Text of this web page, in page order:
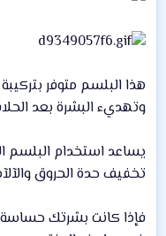
هذا البلسم متوفر
وتهديء البشرة بعد
يساعد استخدام البلسم
تخفيف حدة الحروق
فإذا كانت بشرتك حساسة